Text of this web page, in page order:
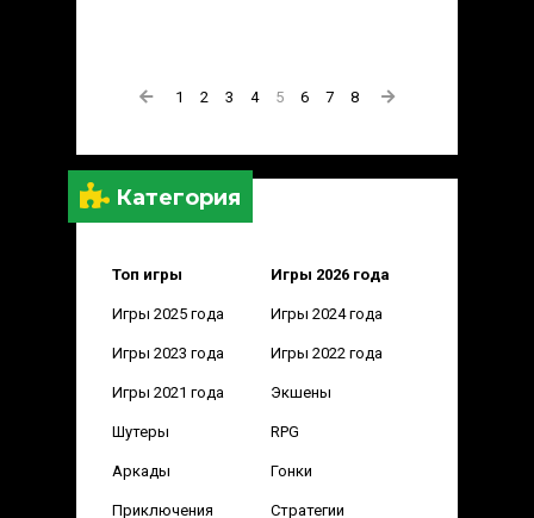
Категория
Топ игры Игры 2026 года
Игры 2025 года Игры 2024 года
Игры 2023 года Игры 2022 года
Игры 2021 года Экшены
Шутеры RPG
Аркады Гонки
Приключения Стратегии
1 2 3 4 5 6 7 8